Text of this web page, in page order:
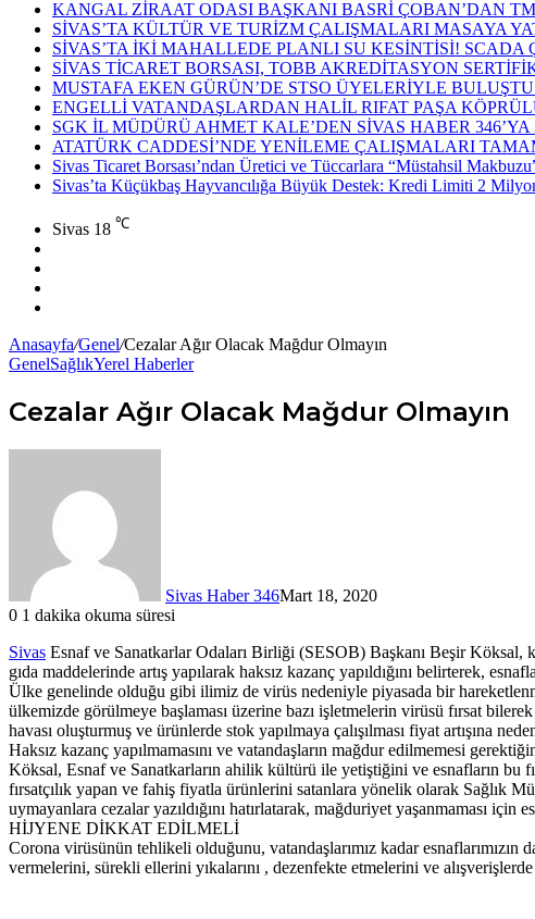
yap
...
KANGAL ZİRAAT ODASI BAŞKANI BASRİ ÇOBAN’DAN
SİVAS’TA KÜLTÜR VE TURİZM ÇALIŞMALARI MASAYA
SİVAS’TA İKİ MAHALLEDE PLANLI SU KESİNTİSİ!
SİVAS TİCARET BORSASI, TOBB AKREDİTASYON
MUSTAFA EKEN GÜRÜN’DE STSO ÜYELERİYLE
ENGELLİ VATANDAŞLARDAN HALİL RIFAT PAŞA
SGK İL MÜDÜRÜ AHMET KALE’DEN SİVAS HABER
ATATÜRK CADDESİ’NDE YENİLEME ÇALIŞMALARI
Sivas Ticaret Borsası’ndan Üretici ve Tüccarlara “Müstahsil
Sivas’ta Küçükbaş Hayvancılığa Büyük Destek: Kredi Limiti 2
Sivas 18 ℃
Anasayfa/Genel/Cezalar Ağır Olacak Mağdur Olmayın
GenelSağlıkYerel Haberler
Cezalar Ağır Olacak Mağdur Olmayın
Sivas Haber 346Mart 18, 2020
0 1 dakika okuma süresi
Sivas Esnaf ve Sanatkarlar Odaları Birliği (SESOB) Başkanı Beşir Köksal,
gıda maddelerinde artış yapılarak haksız kazanç yapıldığını belirterek,
Ülke genelinde olduğu gibi ilimiz de virüs nedeniyle piyasada bir
ülkemizde görülmeye başlaması üzerine bazı işletmelerin virüsü fırsat
havası oluşturmuş ve ürünlerde stok yapılmaya çalışılması fiyat artışına
Haksız kazanç yapılmamasını ve vatandaşların mağdur edilmemesi
Köksal, Esnaf ve Sanatkarların ahilik kültürü ile yetiştiğini ve esnafların bu
fırsatçılık yapan ve fahiş fiyatla ürünlerini satanlara yönelik olarak Sağlık
uymayanlara cezalar yazıldığını hatırlatarak, mağduriyet yaşanmaması için
HİJYENE DİKKAT EDİLMELİ
Corona virüsünün tehlikeli olduğunu, vatandaşlarımız kadar
vermelerini, sürekli ellerini yıkalarını , dezenfekte etmelerini ve